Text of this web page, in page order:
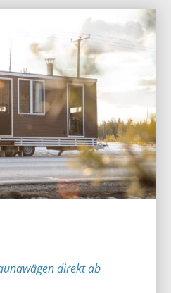
direkt ab